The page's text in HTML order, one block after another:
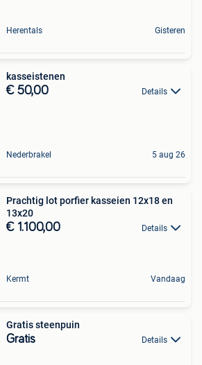
Herentals Gisteren
kasseistenen
€ 50,00 Details
Nederbrakel 5 aug 26
Prachtig lot porfier kasseien 12x18 en
13x20
€ 1.100,00 Details
Kermt Vandaag
Gratis steenpuin
Gratis Details